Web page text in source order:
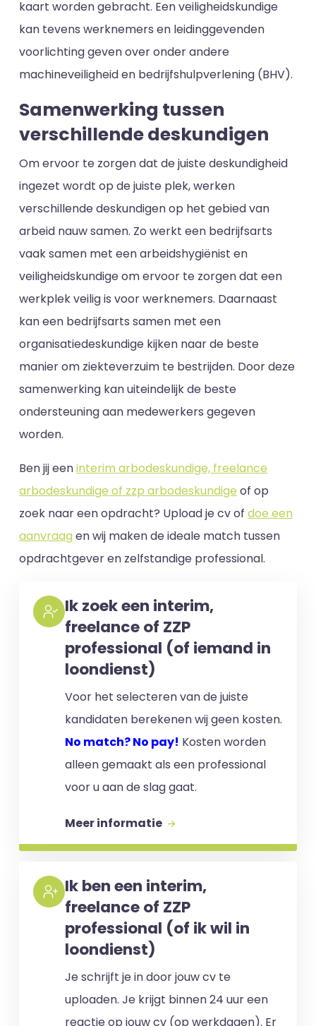
kaart worden gebracht. Een veiligheidskundige
kan tevens werknemers en leidinggevenden
voorlichting geven over onder andere
machineveiligheid en bedrijfshulpverlening (BHV).
Samenwerking tussen
verschillende deskundigen
Om ervoor te zorgen dat de juiste deskundigheid
ingezet wordt op de juiste plek, werken
verschillende deskundigen op het gebied van
arbeid nauw samen. Zo werkt een bedrijfsarts
vaak samen met een arbeidshygiënist en
veiligheidskundige om ervoor te zorgen dat een
werkplek veilig is voor werknemers. Daarnaast
kan een bedrijfsarts samen met een
organisatiedeskundige kijken naar de beste
manier om ziekteverzuim te bestrijden. Door deze
samenwerking kan uiteindelijk de beste
ondersteuning aan medewerkers gegeven
worden.
Ben jij eeninterim arbodeskundige, freelance
arbodeskundige of zzp arbodeskundige of op
zoek naar een opdracht? Upload je cv of doe een
aanvraagen wij maken de ideale match tussen
opdrachtgever en zelfstandige professional.
Ik zoek een interim,
freelance of ZZP
professional (of iemand in
loondienst)
Voor het selecteren van de juiste
kandidaten berekenen wij geen kosten.
No match? No pay! Kosten worden
alleen gemaakt als een professional
voor u aan de slag gaat.
Meer informatie
Ik ben een interim,
freelance of ZZP
professional (of ik wil in
loondienst)
Je schrijft je in door jouw cv te
uploaden. Je krijgt binnen 24 uur een
reactie op jouw cv (op werkdagen). Er